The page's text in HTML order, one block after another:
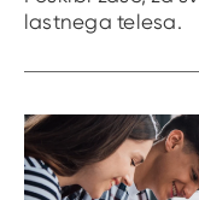
lastnega telesa.